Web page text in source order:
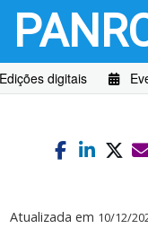
Edições digitais
Atualizada em 10/12/